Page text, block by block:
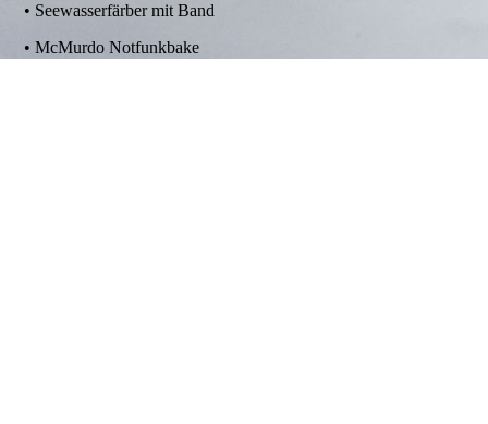
• Seewasserfärber mit Band
• McMurdo Notfunkbake